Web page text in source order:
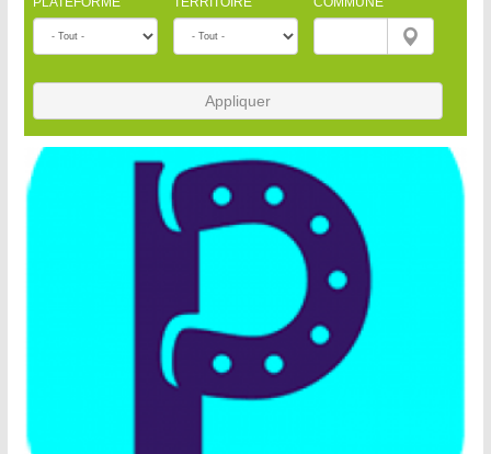
Appliquer